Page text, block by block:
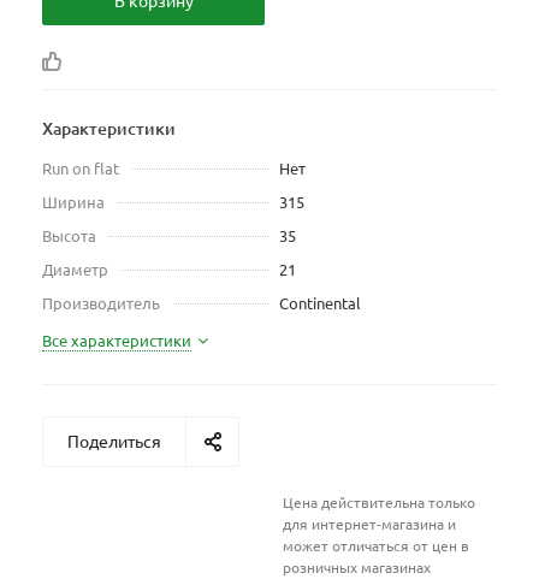
Характеристики
Run on flat
Нет
Ширина
315
Высота
35
Диаметр
21
Производитель
Continental
Все характеристики
Поделиться
Цена действительна только
для интернет-магазина и
может отличаться от цен в
розничных магазинах